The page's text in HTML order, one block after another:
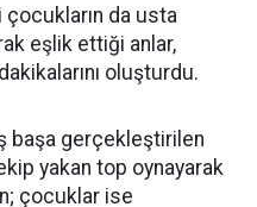
da usta
eşlik ettiği anlar,
oluşturdu.
başa gerçekleştirilen
yakan top oynayarak
çocuklar ise